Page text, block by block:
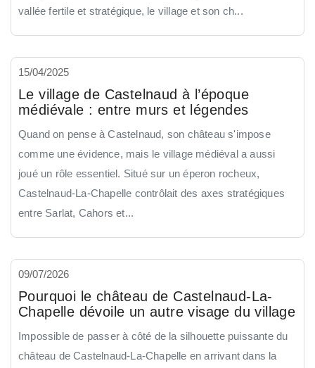
vallée fertile et stratégique, le village et son ch...
15/04/2025
Le village de Castelnaud à l’époque
médiévale : entre murs et légendes
Quand on pense à Castelnaud, son château s'impose
comme une évidence, mais le village médiéval a aussi
joué un rôle essentiel. Situé sur un éperon rocheux,
Castelnaud-La-Chapelle contrôlait des axes stratégiques
entre Sarlat, Cahors et...
09/07/2026
Pourquoi le château de Castelnaud-La-
Chapelle dévoile un autre visage du village
Impossible de passer à côté de la silhouette puissante du
château de Castelnaud-La-Chapelle en arrivant dans la